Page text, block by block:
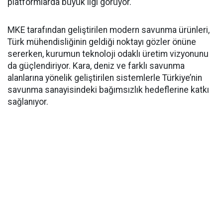
platformlarda büyük ilgi görüyor.
MKE tarafından geliştirilen modern savunma ürünleri,
Türk mühendisliğinin geldiği noktayı gözler önüne
sererken, kurumun teknoloji odaklı üretim vizyonunu
da güçlendiriyor. Kara, deniz ve farklı savunma
alanlarına yönelik geliştirilen sistemlerle Türkiye’nin
savunma sanayisindeki bağımsızlık hedeflerine katkı
sağlanıyor.